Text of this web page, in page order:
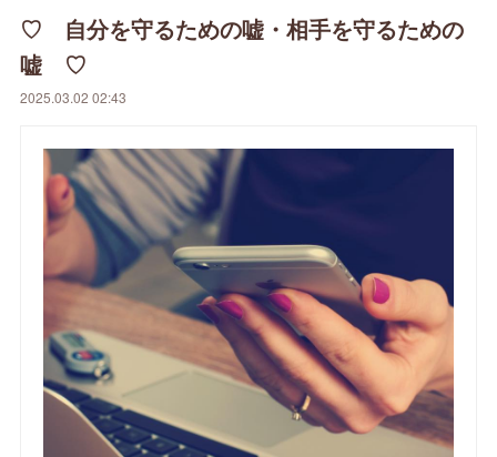
♡ 自分を守るための嘘・相手を守るための
嘘 ♡
2025.03.02 02:43